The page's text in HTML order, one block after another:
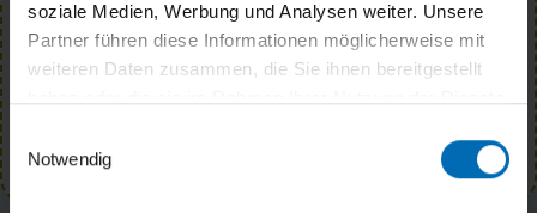
soziale Medien, Werbung und Analysen weiter. Unsere
Partner führen diese Informationen möglicherweise mit
weiteren Daten zusammen, die Sie ihnen bereitgestellt
Notwendig
Ja, ich möchte mich zum Newsletter anmelden und